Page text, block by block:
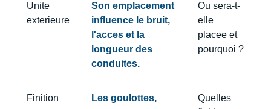
Unite
exterieure
Son emplacement
influence le bruit,
l'acces et la
longueur des
conduites.
Ou sera-t-
elle
placee et
pourquoi ?
Finition
Les goulottes,
Quelles